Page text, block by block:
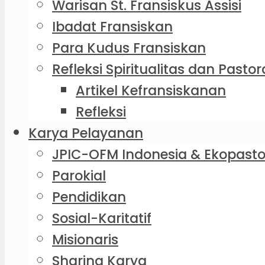
Warisan St. Fransiskus Assisi
Ibadat Fransiskan
Para Kudus Fransiskan
Refleksi Spiritualitas dan
Artikel Kefransiskanan
Refleksi
Karya Pelayanan
JPIC-OFM Indonesia &
Parokial
Pendidikan
Sosial-Karitatif
Misionaris
Sharing Karya